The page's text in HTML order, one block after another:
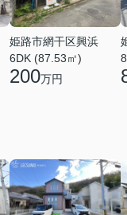
姫路市網干区興浜
6DK (87.53㎡)
200万円